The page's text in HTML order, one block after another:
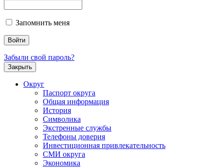
Запомнить меня
Забыли свой пароль?
Закрыть
Округ
Паспорт округа
Общая информация
История
Символика
Экстренные службы
Телефоны доверия
Инвестиционная привлекательность
СМИ округа
Экономика